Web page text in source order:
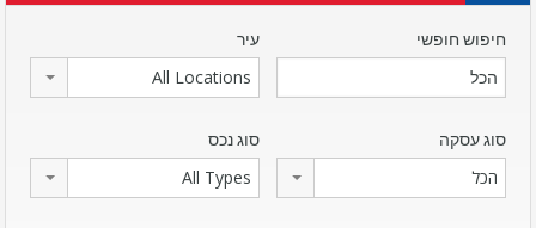
חיפוש חופשי עיר
All Locations
סוג עסקה
הכל
סוג נכס
All Types